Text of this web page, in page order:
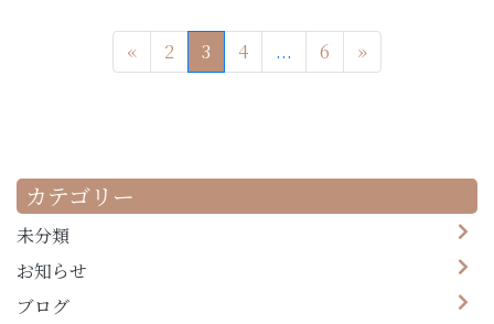
« 2 3 4 ... 6 »
カテゴリー
未分類
お知らせ
ブログ